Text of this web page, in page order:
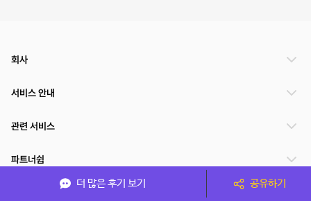
더 많은 후기 보기 공유하기
회사
서비스 안내
관련 서비스
파트너쉽
서비스 제공 국가